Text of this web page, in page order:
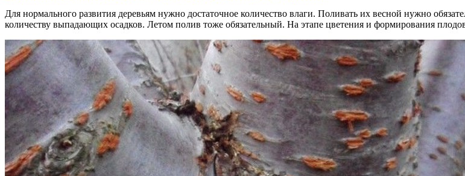
Для нормального развития деревьям нужно достаточное количество влаги. Поливать их весной нужно
количеству выпадающих осадков. Летом полив тоже обязательный. На этапе цветения и формирования